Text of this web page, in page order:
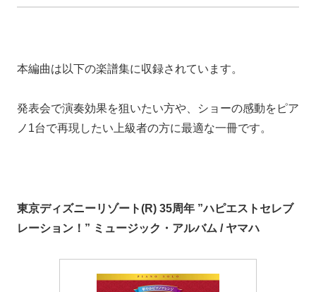
本編曲は以下の楽譜集に収録されています。
発表会で演奏効果を狙いたい方や、ショーの感動をピア
ノ1台で再現したい上級者の方に最適な一冊です。
東京ディズニーリゾート(R) 35周年 ”ハピエストセレブ
レーション！” ミュージック・アルバム / ヤマハ